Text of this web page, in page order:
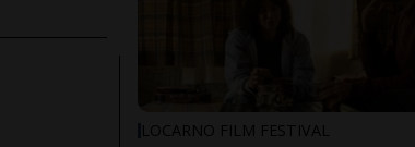
LOCARNO FILM FESTIVAL